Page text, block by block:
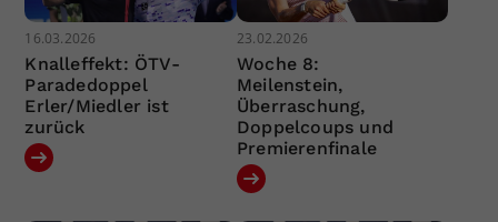
16.03.2026
Knalleffekt: ÖTV-
Paradedoppel
Erler/Miedler ist
zurück
23.02.2026
Woche 8:
Meilenstein,
Überraschung,
Doppelcoups und
Premierenfinale